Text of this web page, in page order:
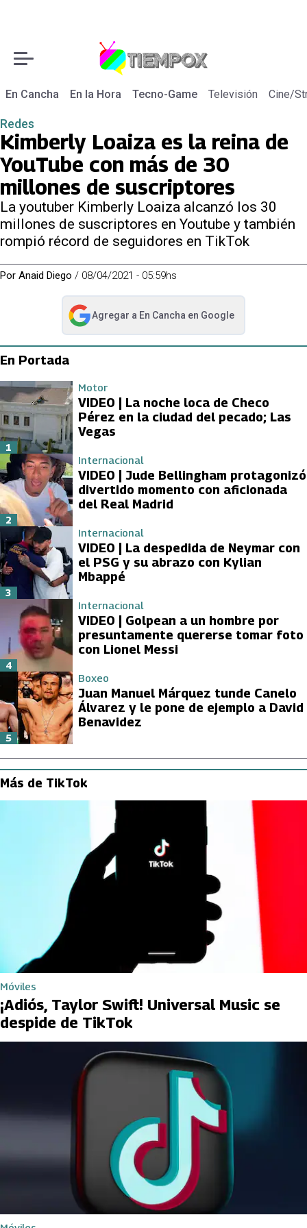
En Cancha En la Hora Tecno-Game Televisión Cine/
Redes
Kimberly Loaiza es la reina de
YouTube con más de 30
millones de suscriptores
La youtuber Kimberly Loaiza alcanzó los 30
millones de suscriptores en Youtube y también
rompió récord de seguidores en TikTok
Por Anaid Diego / 08/04/2021 - 05:59hs
Agregar a En Cancha en Google
abre en nueva pestaña
En Portada
Motor
VIDEO | La noche loca de Checo
Pérez en la ciudad del pecado; Las
Vegas
1
Internacional
VIDEO | Jude Bellingham protagonizó
divertido momento con aficionada
del Real Madrid
2
Internacional
VIDEO | La despedida de Neymar con
el PSG y su abrazo con Kylian
Mbappé
3
Internacional
VIDEO | Golpean a un hombre por
presuntamente quererse tomar foto
con Lionel Messi
4
Boxeo
Juan Manuel Márquez tunde Canelo
Álvarez y le pone de ejemplo a David
Benavidez
5
Más de TikTok
Móviles
¡Adiós, Taylor Swift! Universal Music se
despide de TikTok